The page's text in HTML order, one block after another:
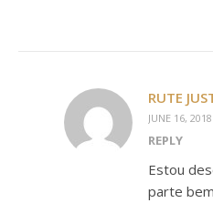
RUTE
JUNE 16,
REPLY
Estou
parte